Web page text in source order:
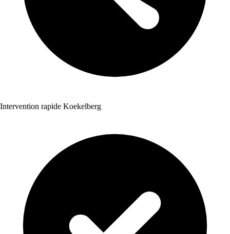
Intervention rapide Koekelberg